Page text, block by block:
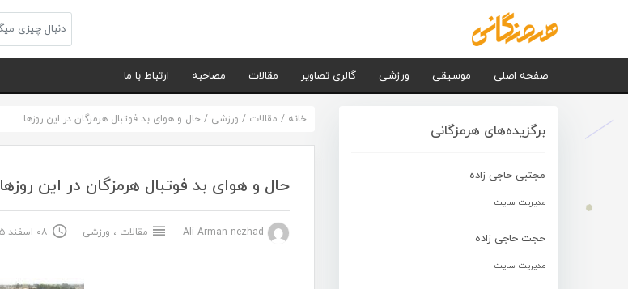
صفحه اصلی موسیقی ورزشی گالری تصاویر مقالات مصاحبه ارتباط با ما
برگزیده‌های هرمزگانی
مجتبی حاجی زاده
مدیریت سایت
حجت حاجی زاده
مدیریت سایت
خانه / مقالات / ورزشی / حال و هوای بد فوتبال هرمزگان در این روزها
حال و هوای بد فوتبال هرمزگان در این روزها
مقالات ، ورزشی ۰۸ اسفند ۱۳۹۵